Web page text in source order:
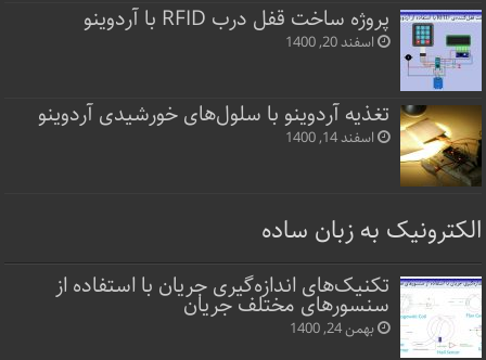
پروژه ساخت قفل‌ درب RFID با آردوینو
اسفند 20, 1400
تغذیه آردوینو با سلول‌های خورشیدی آردوینو
اسفند 14, 1400
الکترونیک به زبان ساده
تکنیک‌های اندازه‌گیری جریان با استفاده از
سنسورهای مختلف جریان
بهمن 24, 1400